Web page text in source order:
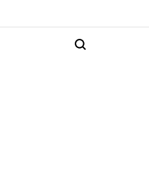
Search